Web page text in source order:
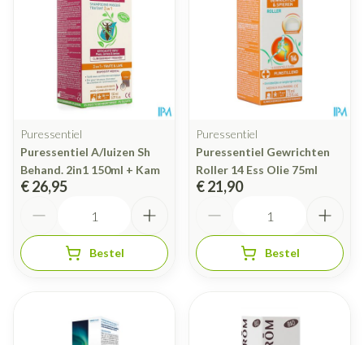
Puressentiel
Puressentiel A/luizen Sh
Behand. 2in1 150ml + Kam
€ 26,95
Bestel
Puressentiel
Puressentiel Gewrichten
Roller 14 Ess Olie 75ml
€ 21,90
Bestel